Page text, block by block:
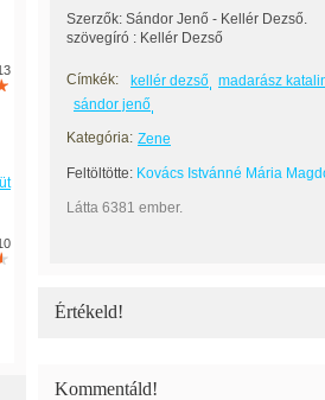
Szerzők: Sándor Jenő - Kellér Dezső.
szövegíró : Kellér Dezső
Címkék: kellér dezső madarász
sándor jenő
Kategória: Zene
Feltöltötte: Kovács Istvánné Mária
Látta 6381 ember.
Értékeld!
Kommentáld!